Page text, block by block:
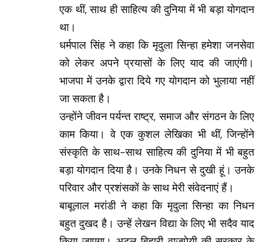
एक थीं, साथ ही साहित्य की दुनिया में भी बड़ा योगदान
था।
धर्मपाल सिंह ने कहा कि मृदुला सिन्हा हमेशा जनसेवा
को लेकर अपने प्रयासों के लिए याद की जाएंगी।
भाजपा में उनके द्वारा दिये गए योगदान को भुलाया नहीं
जा सकता है।
उन्होंने जीवन पर्यन्त राष्ट्र, समाज और संगठन के लिए
काम किया। वे एक कुशल लेखिका भी थीं, जिन्होंने
संस्कृति के साथ-साथ साहित्य की दुनिया में भी बहुत
बड़ा योगदान दिया है। उनके निधन से दुखी हूं। उनके
परिवार और प्रशंसकों के साथ मेरी संवेदनाएं हैं।
बाबूलाल मरांडी ने कहा कि मृदुला सिन्हा का निधन
बहुत दुखद है। उन्हें लेखन विद्या के लिए भी सदैव याद